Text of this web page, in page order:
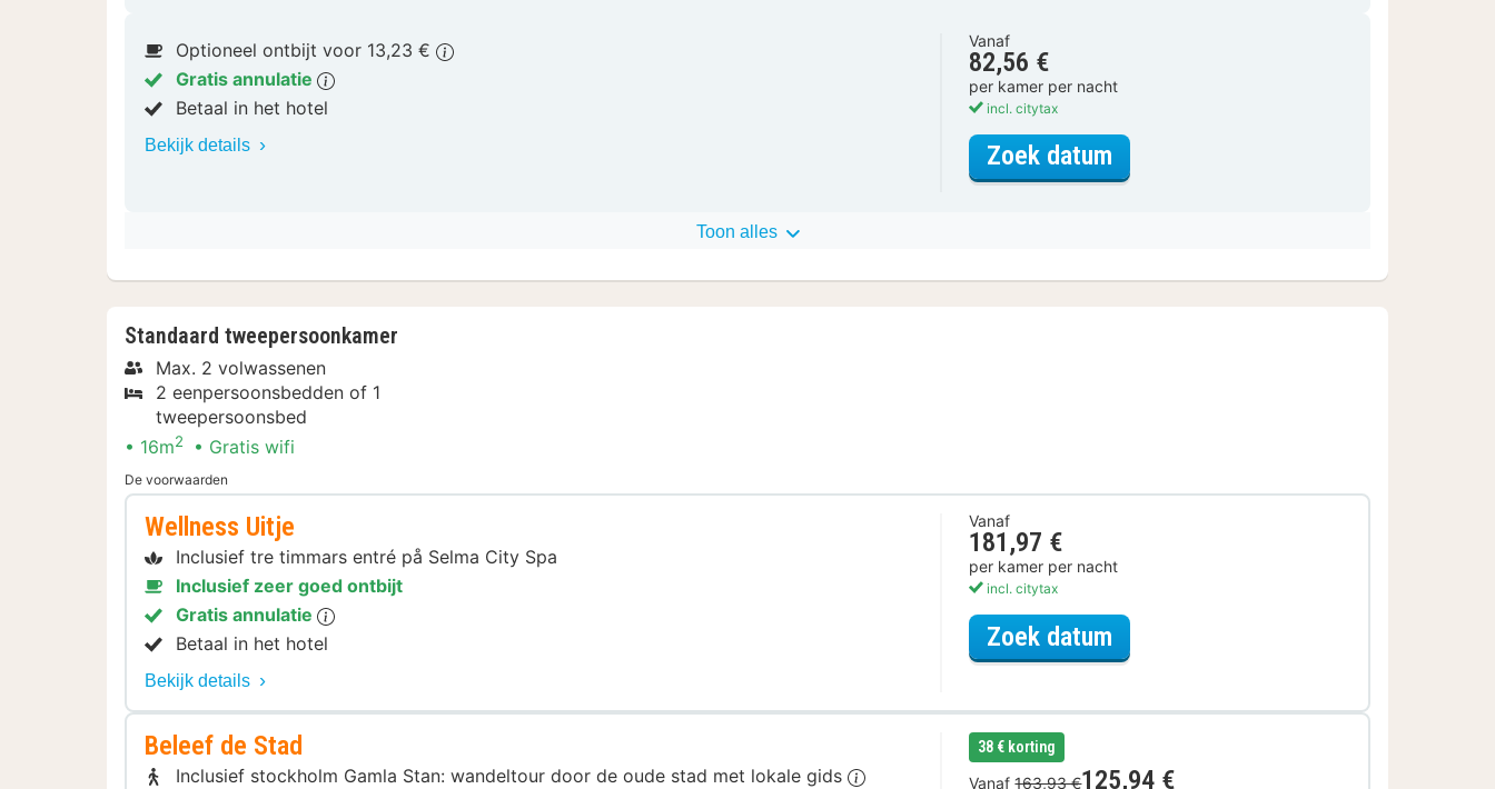
Optioneel ontbijt voor 13,23 €
Gratis annulatie
Betaal in het hotel
Bekijk details
Vanaf
82,56 €
per kamer per nacht
incl. citytax
Zoek datum
Toon alles
Standaard tweepersoonkamer
Max. 2 volwassenen
2 eenpersoonsbedden of 1
tweepersoonsbed
16m2 Gratis wifi
De voorwaarden
Wellness Uitje
Inclusief tre timmars entré på Selma City Spa
Inclusief zeer goed ontbijt
Gratis annulatie
Betaal in het hotel
Bekijk details
Vanaf
181,97 €
per kamer per nacht
incl. citytax
Zoek datum
Beleef de Stad
Inclusief stockholm Gamla Stan: wandeltour door de oude stad met lokale gids
38 € korting
Vanaf 163,93 €125,94 €